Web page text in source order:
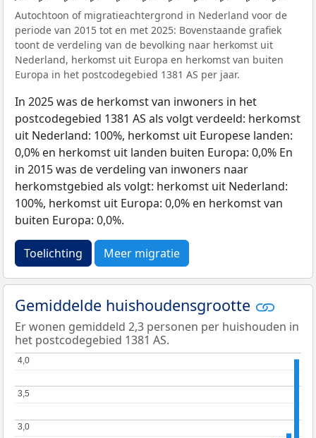
Autochtoon of migratieachtergrond in Nederland voor de
periode van 2015 tot en met 2025: Bovenstaande grafiek
toont de verdeling van de bevolking naar herkomst uit
Nederland, herkomst uit Europa en herkomst van buiten
Europa in het postcodegebied 1381 AS per jaar.
In 2025 was de herkomst van inwoners in het
postcodegebied 1381 AS als volgt verdeeld: herkomst
uit Nederland: 100%, herkomst uit Europese landen:
0,0% en herkomst uit landen buiten Europa: 0,0% En
in 2015 was de verdeling van inwoners naar
herkomstgebied als volgt: herkomst uit Nederland:
100%, herkomst uit Europa: 0,0% en herkomst van
buiten Europa: 0,0%.
Toelichting Meer migratie
Gemiddelde huishoudensgrootte
Er wonen gemiddeld 2,3 personen per huishouden in
het postcodegebied 1381 AS.
3,0
3,0
3,5
3,5
4,0
4,0